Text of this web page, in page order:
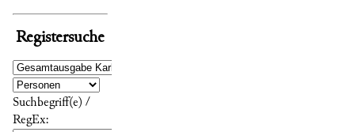
Registersuche
Suchbegriff(e) /
RegEx: